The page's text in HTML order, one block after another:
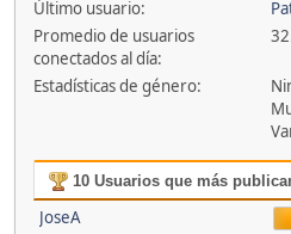
Último usuario:
Promedio de usuarios
conectados al día:
Estadísticas de género:
10 Usuarios que más
JoseA